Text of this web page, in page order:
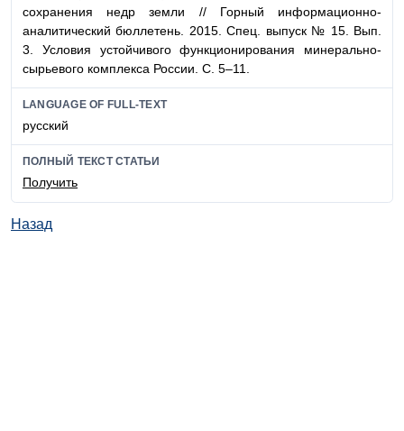
сохранения недр земли // Горный информационно-
аналитический бюллетень. 2015. Спец. выпуск № 15. Вып.
3. Условия устойчивого функционирования минерально-
сырьевого комплекса России. С. 5–11.
LANGUAGE OF FULL-TEXT
русский
ПОЛНЫЙ ТЕКСТ СТАТЬИ
Получить
Назад